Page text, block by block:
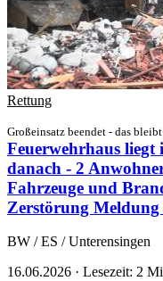
Rettung
Großeinsatz beendet - das
Feuerwehrhaus
danach - 2
Fahrzeuge und
Zerstörung Meldung
BW / ES / Unterensingen
16.06.2026 · Lesezeit: 2